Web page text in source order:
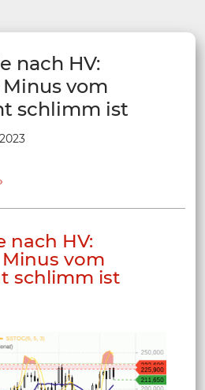
nach HV:
vom
schlimm ist
nach HV:
vom
schlimm ist